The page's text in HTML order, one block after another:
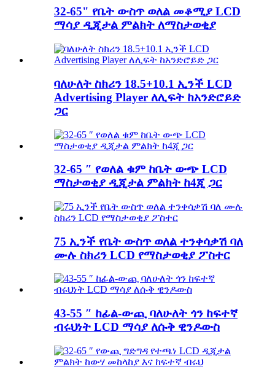
32-65" የቤት ውስጥ ወለል መቆሚያ LCD
ማሳያ ዲጂታል ምልክት ለማስታወቂያ
ባለሁለት ስክሪን 18.5+10.1 ኢንች LCD
Advertising Player ለሊፍት ከአንድሮይድ
ጋር
32-65 ″ የወለል ቁም ከቤት ውጭ LCD
ማስታወቂያ ዲጂታል ምልክት ከ4ጂ ጋር
75 ኢንች የቤት ውስጥ ወለል ተንቀሳቃሽ ባለ
ሙሉ ስክሪን LCD የማስታወቂያ ፖስተር
43-55 ″ ከፊል-ውጪ ባለሁለት ጎን ከፍተኛ
ብሩህነት LCD ማሳያ ለሱቅ ዊንዶውስ